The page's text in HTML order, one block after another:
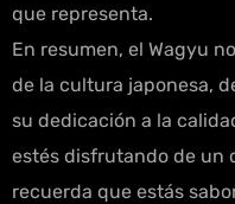
que representa.
En resumen, el Wagyu
de la cultura japonesa,
su dedicación a la
estés disfrutando de un
recuerda que estás